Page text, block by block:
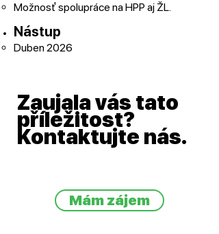
Možnosť spolupráce na HPP aj ŽL.
Nástup
Duben 2026
Zaujala vás tato
příležitost?
Kontaktujte nás.
Mám zájem